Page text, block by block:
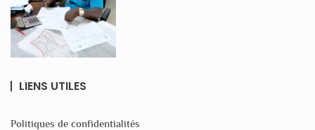
LIENS UTILES
Politiques de confidentialités